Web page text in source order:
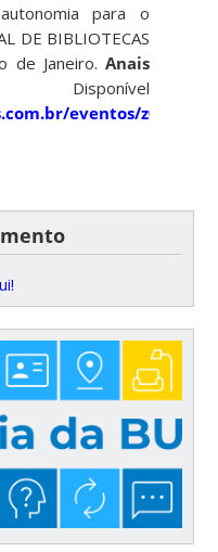
para o
DE BIBLIOTECAS
de Janeiro.Anais
eventos/z0070/